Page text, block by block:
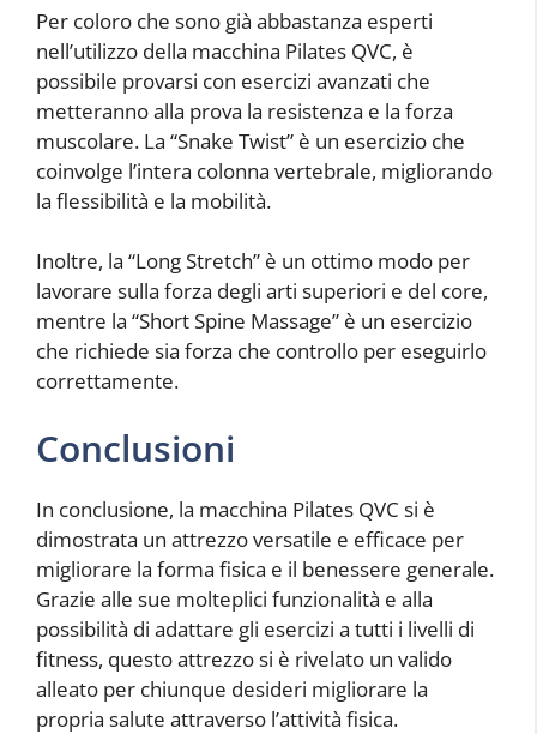
Per coloro che sono già abbastanza esperti
nell’utilizzo della macchina Pilates QVC, è
possibile provarsi con esercizi avanzati che
metteranno alla prova la resistenza e la forza
muscolare. La “Snake Twist” è un esercizio che
coinvolge l’intera colonna vertebrale, migliorando
la flessibilità e la mobilità.
Inoltre, la “Long Stretch” è un ottimo modo per
lavorare sulla forza degli arti superiori e del core,
mentre la “Short Spine Massage” è un esercizio
che richiede sia forza che controllo per eseguirlo
correttamente.
Conclusioni
In conclusione, la macchina Pilates QVC si è
dimostrata un attrezzo versatile e efficace per
migliorare la forma fisica e il benessere generale.
Grazie alle sue molteplici funzionalità e alla
possibilità di adattare gli esercizi a tutti i livelli di
fitness, questo attrezzo si è rivelato un valido
alleato per chiunque desideri migliorare la
propria salute attraverso l’attività fisica.